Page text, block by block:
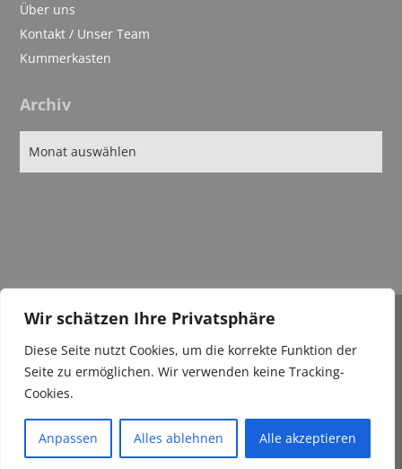
Wir schätzen Ihre Privatsphäre
Diese Seite nutzt Cookies, um die korrekte Funktion der
Seite zu ermöglichen. Wir verwenden keine Tracking-
Cookies.
Anpassen Alles ablehnen Alle akzeptieren
Über uns
Kontakt / Unser Team
Kummerkasten
Archiv
DATENSCHUTZ
© 2026 BSKV Niederbayern. Bento theme by Satori